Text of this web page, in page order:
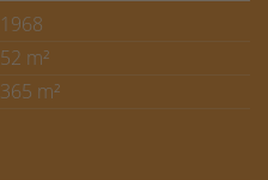
1968
52 m²
365 m²